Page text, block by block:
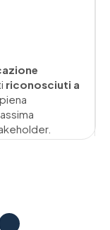
riconosciuti a
, piena